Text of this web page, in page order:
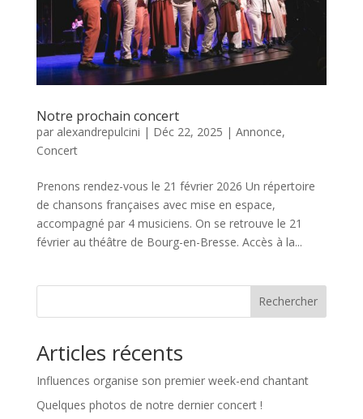
Notre prochain concert
par alexandrepulcini | Déc 22, 2025 | Annonce,
Concert
Prenons rendez-vous le 21 février 2026 Un répertoire
de chansons françaises avec mise en espace,
accompagné par 4 musiciens. On se retrouve le 21
février au théâtre de Bourg-en-Bresse. Accès à la...
Rechercher
Articles récents
Influences organise son premier week-end chantant
Quelques photos de notre dernier concert !